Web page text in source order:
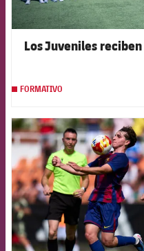
Los Juveniles
FORMATIVO